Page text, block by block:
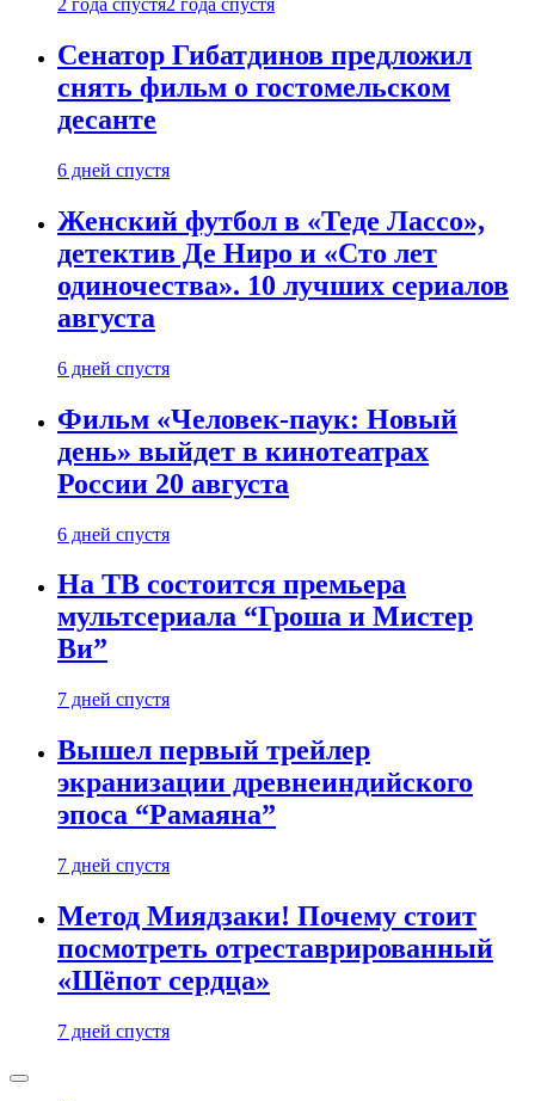
2 года спустя2 года спустя
Сенатор Гибатдинов предложил
снять фильм о гостомельском
десанте
6 дней спустя
Женский футбол в «Теде Лассо»,
детектив Де Ниро и «Сто лет
одиночества». 10 лучших сериалов
августа
6 дней спустя
Фильм «Человек-паук: Новый
день» выйдет в кинотеатрах
России 20 августа
6 дней спустя
На ТВ состоится премьера
мультсериала “Гроша и Мистер
Ви”
7 дней спустя
Вышел первый трейлер
экранизации древнеиндийского
эпоса “Рамаяна”
7 дней спустя
Метод Миядзаки! Почему стоит
посмотреть отреставрированный
«Шёпот сердца»
7 дней спустя